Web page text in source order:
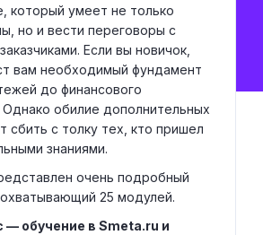
который умеет не только
но и вести переговоры с
Если вы новичок,
вам необходимый фундамент
до финансового
обилие дополнительных
сбить с толку тех, кто пришел
знаниями.
очень подробный
25 модулей.
— обучение в Smeta.ru и